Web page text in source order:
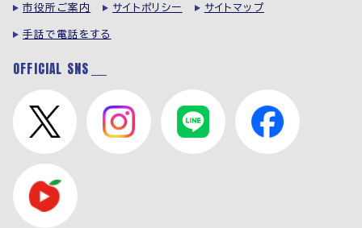
市役所ご案内 サイトポリシー サイトマップ
手話で電話をする
OFFICIAL SNS